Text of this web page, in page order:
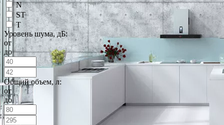
N
ST
T
Уровень шума, дБ:
от
до
Общий объем, л:
от
до